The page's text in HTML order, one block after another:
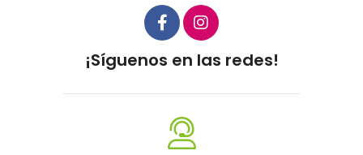
¡Síguenos en las redes!